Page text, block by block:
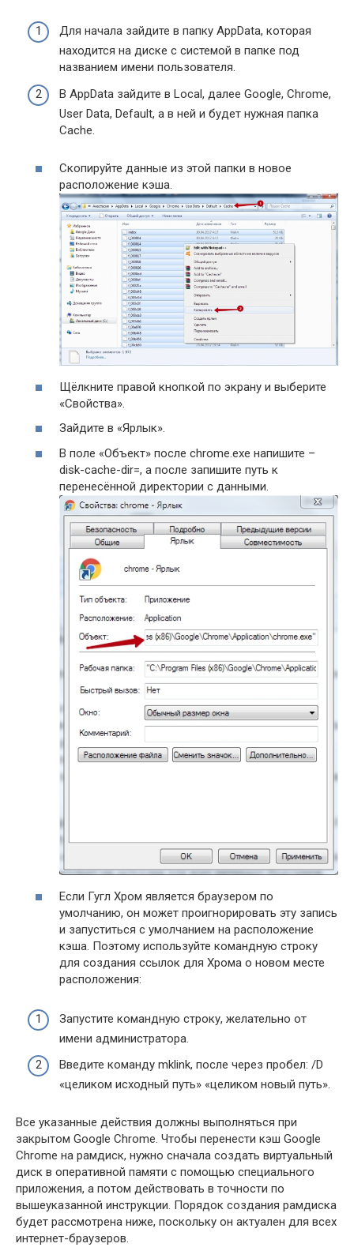
Для начала зайдите в папку AppData, которая
находится на диске с системой в папке под
названием имени пользователя.
В AppData зайдите в Local, далее Google, Chrome,
User Data, Default, а в ней и будет нужная папка
Cache.
Скопируйте данные из этой папки в новое
расположение кэша.
Щёлкните правой кнопкой по экрану и выберите
«Свойства».
Зайдите в «Ярлык».
В поле «Объект» после chrome.exe напишите –
disk-cache-dir=, а после запишите путь к
перенесённой директории с данными.
Если Гугл Хром является браузером по
умолчанию, он может проигнорировать эту запись
и запуститься с умолчанием на расположение
кэша. Поэтому используйте командную строку
для создания ссылок для Хрома о новом месте
расположения:
Запустите командную строку, желательно от
имени администратора.
Введите команду mklink, после через пробел: /D
«целиком исходный путь» «целиком новый путь».
Все указанные действия должны выполняться при
закрытом Google Chrome. Чтобы перенести кэш Google
Chrome на рамдиск, нужно сначала создать виртуальный
диск в оперативной памяти с помощью специального
приложения, а потом действовать в точности по
вышеуказанной инструкции. Порядок создания рамдиска
будет рассмотрена ниже, поскольку он актуален для всех
интернет-браузеров.